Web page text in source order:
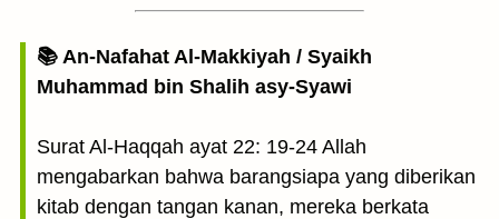
📚 An-Nafahat Al-Makkiyah / Syaikh
Muhammad bin Shalih asy-Syawi
Surat Al-Haqqah ayat 22: 19-24 Allah
mengabarkan bahwa barangsiapa yang diberikan
kitab dengan tangan kanan, mereka berkata